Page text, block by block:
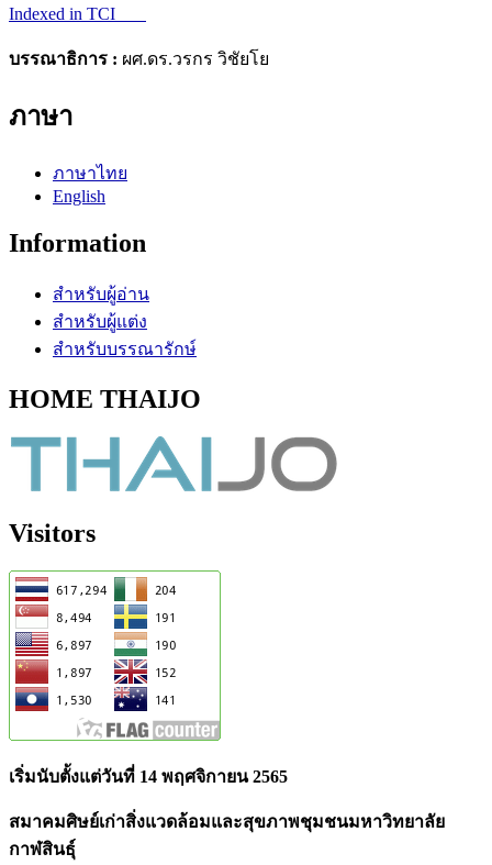
Indexed in TCI
บรรณาธิการ : ผศ.ดร.วรกร วิชัยโย
ภาษา
ภาษาไทย
English
Information
สำหรับผู้อ่าน
สำหรับผู้แต่ง
สำหรับบรรณารักษ์
HOME THAIJO
Visitors
เริ่มนับตั้งแต่วันที่ 14 พฤศจิกายน 2565
สมาคมศิษย์เก่าสิ่งแวดล้อมและสุขภาพชุมชนมหาวิทยาลัย
กาฬสินธุ์